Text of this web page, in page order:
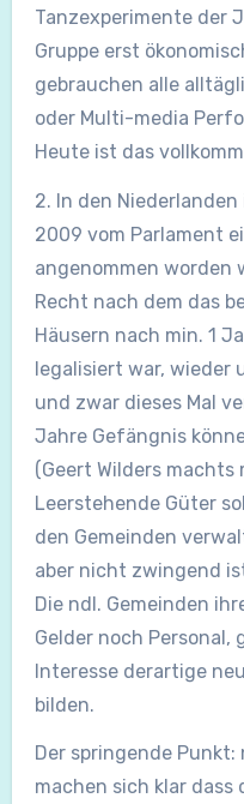
Tanzexperimente der
Gruppe erst
gebrauchen alle
oder Multi-media
Heute ist das
2. In den Niederlanden
2009 vom Parlament
angenommen worden
Recht nach dem das
Häusern nach min. 1
legalisiert war, wieder
und zwar dieses Mal
Jahre Gefängnis
(Geert Wilders machts
Leerstehende Güter
den Gemeinden
aber nicht zwingend
Die ndl. Gemeinden
Gelder noch Personal,
Interesse derartige
bilden.
Der springende
machen sich klar dass